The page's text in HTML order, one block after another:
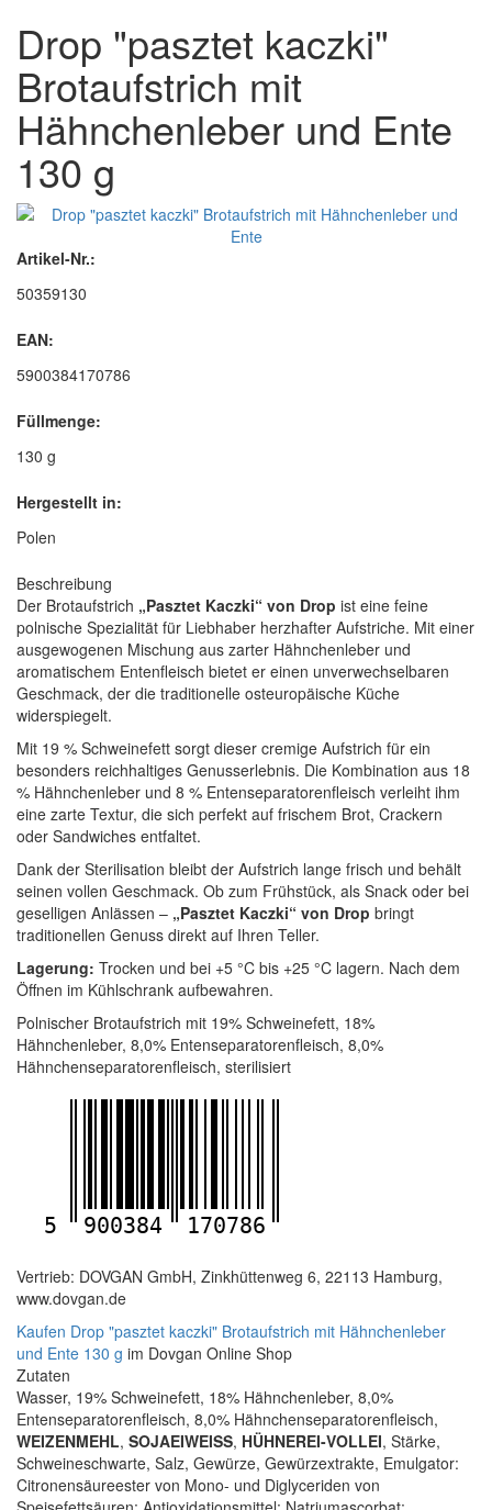
Drop "pasztet kaczki"
Brotaufstrich mit
Hähnchenleber und Ente
130 g
Artikel-Nr.:
50359130
EAN:
5900384170786
Füllmenge:
130 g
Hergestellt in:
Polen
Beschreibung
Der Brotaufstrich „Pasztet Kaczki“ von Drop ist eine feine
polnische Spezialität für Liebhaber herzhafter Aufstriche. Mit einer
ausgewogenen Mischung aus zarter Hähnchenleber und
aromatischem Entenfleisch bietet er einen unverwechselbaren
Geschmack, der die traditionelle osteuropäische Küche
widerspiegelt.
Mit 19 % Schweinefett sorgt dieser cremige Aufstrich für ein
besonders reichhaltiges Genusserlebnis. Die Kombination aus 18
% Hähnchenleber und 8 % Entenseparatorenfleisch verleiht ihm
eine zarte Textur, die sich perfekt auf frischem Brot, Crackern
oder Sandwiches entfaltet.
Dank der Sterilisation bleibt der Aufstrich lange frisch und behält
seinen vollen Geschmack. Ob zum Frühstück, als Snack oder bei
geselligen Anlässen – „Pasztet Kaczki“ von Drop bringt
traditionellen Genuss direkt auf Ihren Teller.
Lagerung: Trocken und bei +5 °C bis +25 °C lagern. Nach dem
Öffnen im Kühlschrank aufbewahren.
Polnischer Brotaufstrich mit 19% Schweinefett, 18%
Hähnchenleber, 8,0% Entenseparatorenfleisch, 8,0%
Hähnchenseparatorenfleisch, sterilisiert
5 900384 170786
Vertrieb: DOVGAN GmbH, Zinkhüttenweg 6, 22113 Hamburg,
www.dovgan.de
Kaufen Drop "pasztet kaczki" Brotaufstrich mit Hähnchenleber
und Ente 130 g im Dovgan Online Shop
Zutaten
Wasser, 19% Schweinefett, 18% Hähnchenleber, 8,0%
Entenseparatorenfleisch, 8,0% Hähnchenseparatorenfleisch,
WEIZENMEHL, SOJAEIWEISS, HÜHNEREI-VOLLEI, Stärke,
Schweineschwarte, Salz, Gewürze, Gewürzextrakte, Emulgator:
Citronensäureester von Mono- und Diglyceriden von